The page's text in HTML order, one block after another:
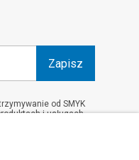
Zapisz
od SMYK
i usługach